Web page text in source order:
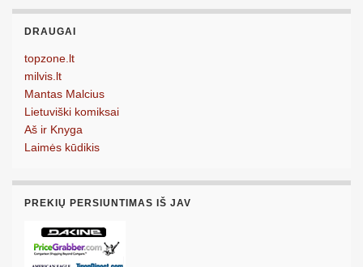
DRAUGAI
topzone.lt
milvis.lt
Mantas Malcius
Lietuviški komiksai
Aš ir Knyga
Laimės kūdikis
PREKIŲ PERSIUNTIMAS IŠ JAV